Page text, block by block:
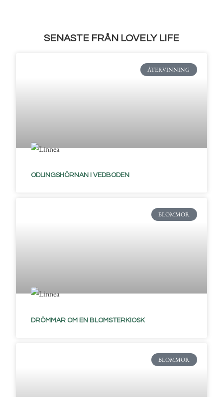
SENASTE FRÅN LOVELY LIFE
ÅTERVINNING
ODLINGSHÖRNAN I VEDBODEN
BLOMMOR
DRÖMMAR OM EN BLOMSTERKIOSK
BLOMMOR